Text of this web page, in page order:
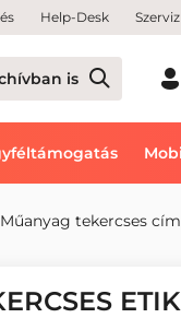
Help-Desk Szerviz
is
Műanyag tekercses